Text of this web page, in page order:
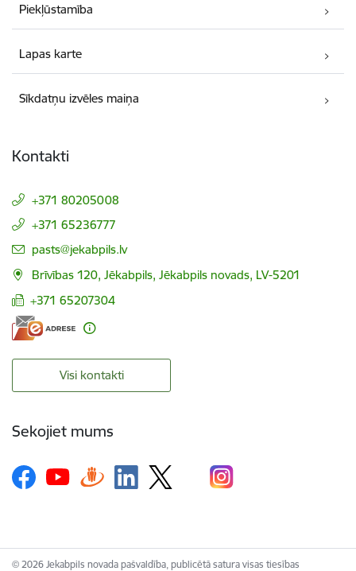
Piekļūstamība
Lapas karte
Sīkdatņu izvēles maiņa
Kontakti
+371 80205008
+371 65236777
E-pasts:
pasts@jekabpils.lv
Brīvības 120, Jēkabpils, Jēkabpils novads, LV-5201
+371 65207304
Visi kontakti
Sekojiet mums
© 2026 Jekabpils novada pašvaldība, publicētā satura visas tiesības